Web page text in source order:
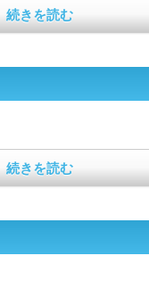
続きを読む
続きを読む